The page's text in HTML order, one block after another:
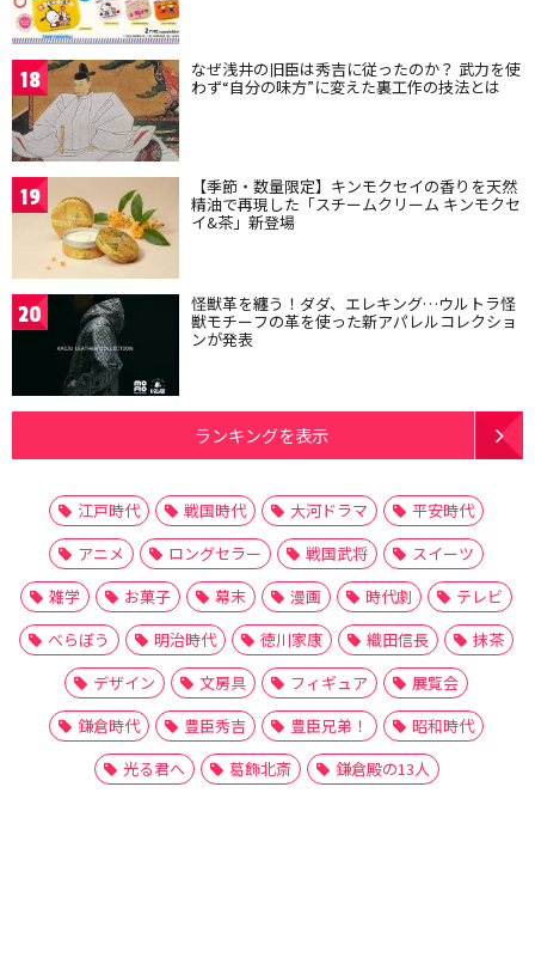
18 なぜ浅井の旧臣は秀吉に従ったのか？ 武力を使
わず“自分の味方”に変えた裏工作の技法とは
19 【季節・数量限定】キンモクセイの香りを天然
精油で再現した「スチームクリーム キンモクセ
イ&茶」新登場
20 怪獣革を纏う！ダダ、エレキング…ウルトラ怪
獣モチーフの革を使った新アパレルコレクショ
ンが発表
ランキングを表示
江戸時代 戦国時代 大河ドラマ
平安時代
アニメ
ロングセラー 戦国武将
スイーツ
雑学
お菓子 幕末 漫画 時代劇
テレビ
べらぼう
明治時代 徳川家康 織田信長
抹茶
デザイン
文房具 フィギュア
展覧会
鎌倉時代
豊臣秀吉 豊臣兄弟！
昭和時代
光る君へ
葛飾北斎 鎌倉殿の13人